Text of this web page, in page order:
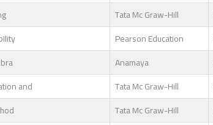
Tata Mc Graw-Hill
Pearson Education
Anamaya
and Tata Mc Graw-Hill
Tata Mc Graw-Hill